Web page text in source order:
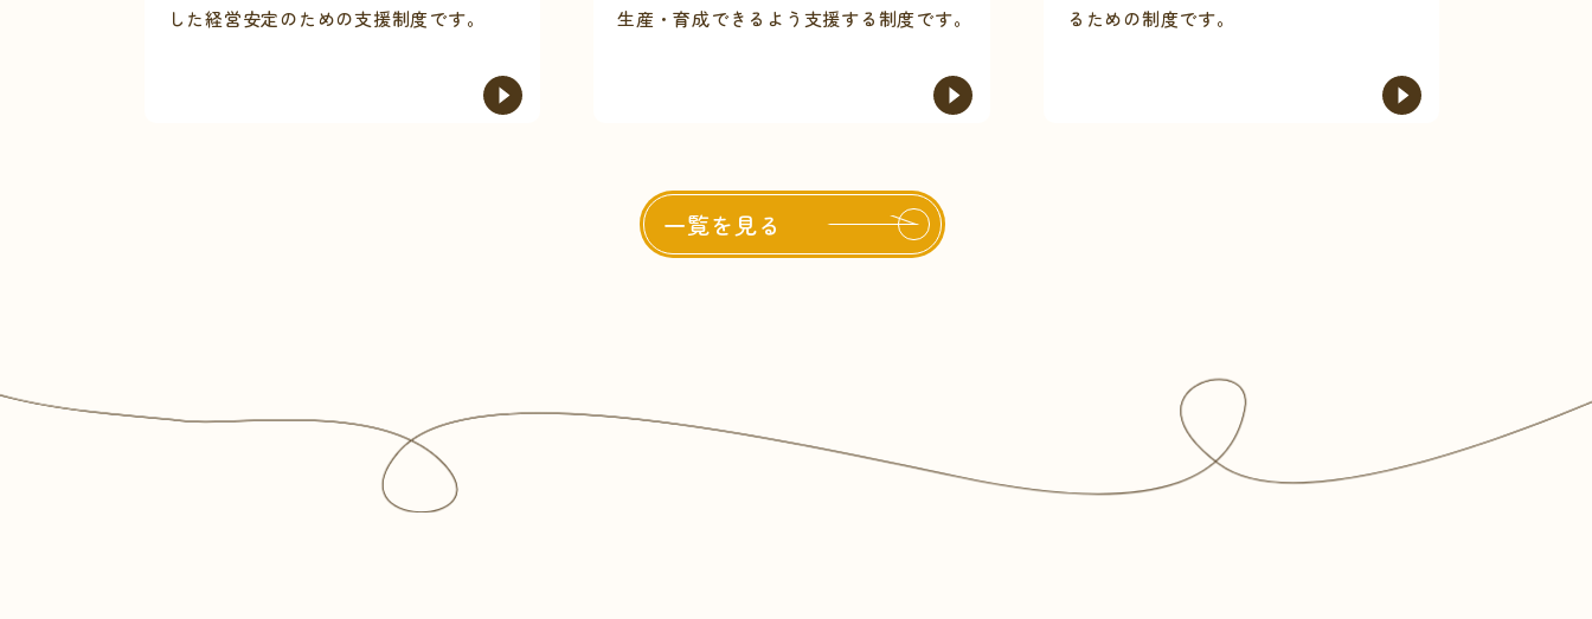
した経営安定のための支援制度です。
生産・育成できるよう支援する制度です。
るための制度です。
一覧を見る